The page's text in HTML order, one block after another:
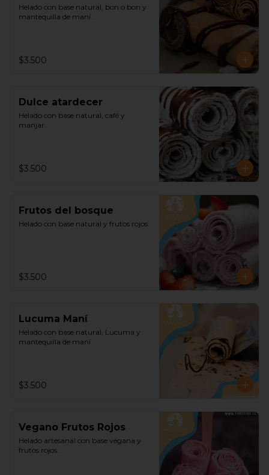
Helado con base natural, bon o bon y
mantequilla de maní.
$3.500
Dulce atardecer
Helado con base natural, café y
manjar.
$3.500
Frutos del bosque
Helado con base natural y frutos rojos.
$3.500
Lucuma Maní
Helado con base natural, Lucuma y
mantequilla de maní
$3.500
Vegano Frutos Rojos
Helado artesanal con base vegana y
frutos rojos.